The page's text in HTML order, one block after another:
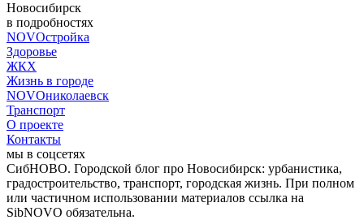
Новосибирск
в подробностях
NOVOстройка
Здоровье
ЖКХ
Жизнь в городе
NOVOниколаевск
Транспорт
О проекте
Контакты
мы в соцсетях
СибНОВО. Городской блог про Новосибирск: урбанистика,
градостроительство, транспорт, городская жизнь. При полном
или частичном использовании материалов ссылка на
SibNOVO обязательна.